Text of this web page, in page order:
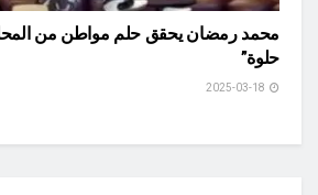
محمد رمضان يحقق حلم مواطن من
حلوة”